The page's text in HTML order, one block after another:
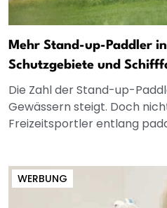
Mehr Stand-up-Paddler
Schutzgebiete und
Die Zahl der Stand-up-
Gewässern steigt. Doch
Freizeitsportler entlang
WERBUNG